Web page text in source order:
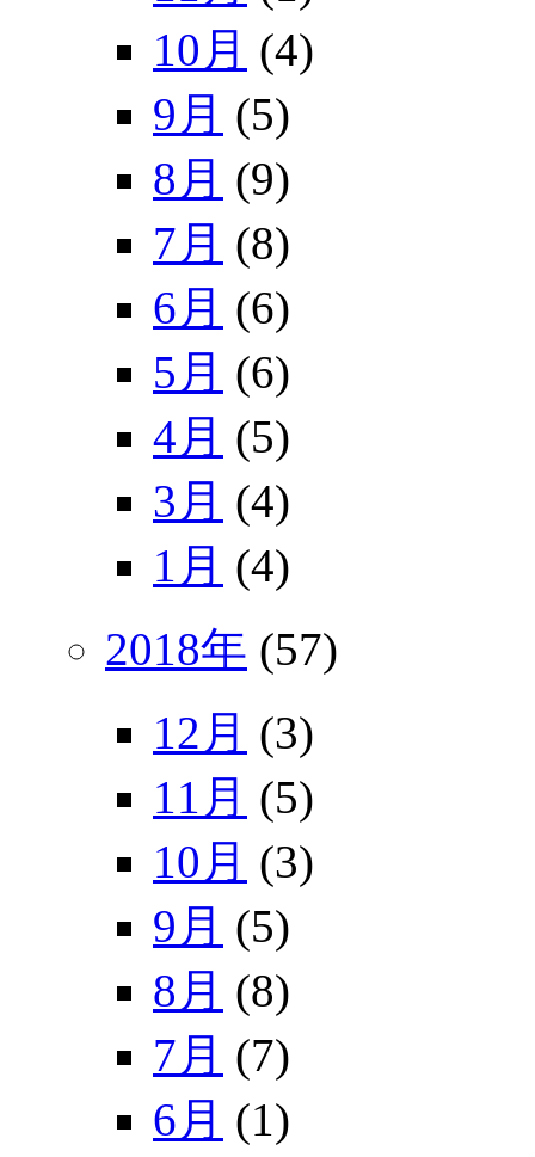
10月 (4)
9月 (5)
8月 (9)
7月 (8)
6月 (6)
5月 (6)
4月 (5)
3月 (4)
1月 (4)
2018年 (57)
12月 (3)
11月 (5)
10月 (3)
9月 (5)
8月 (8)
7月 (7)
6月 (1)